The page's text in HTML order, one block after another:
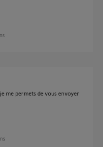
me permets de vous envoyer